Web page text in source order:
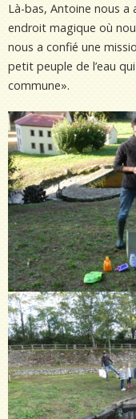
Là-bas, Antoine nous a
endroit magique où
nous a confié une
petit peuple de l’eau
commune».